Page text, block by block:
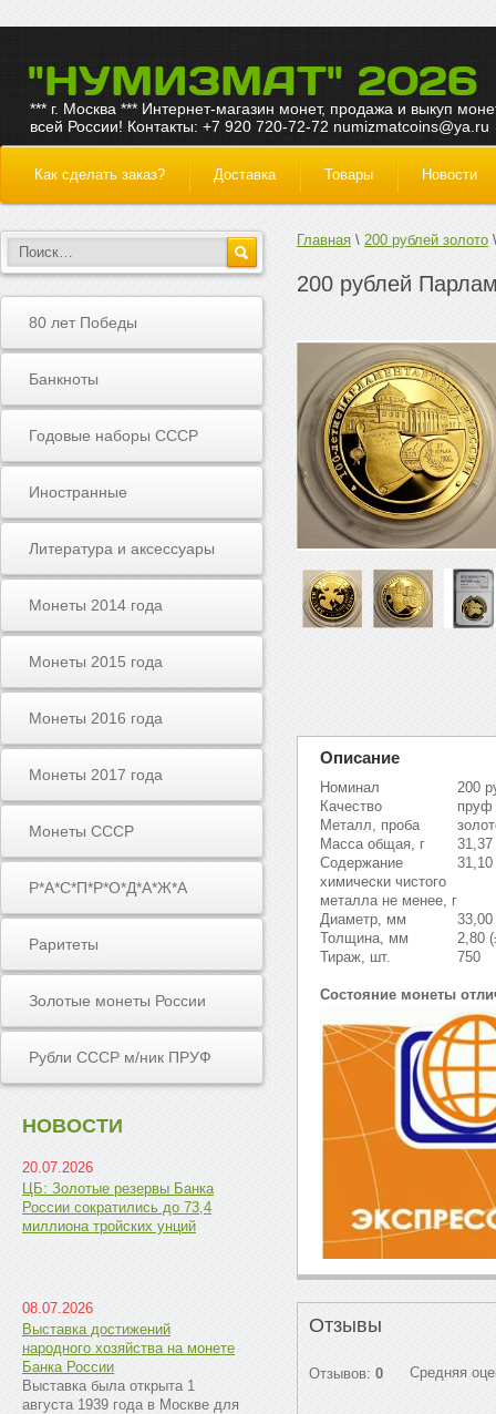
"НУМИЗМАТ" 2026
*** г. Москва *** Интернет-магазин монет, продажа и выкуп
всей России! Контакты: +7 920 720-72-72 numizmatcoins@ya.ru
Как сделать заказ? Доставка Товары Новости
80 лет Победы
Банкноты
Годовые наборы СССР
Иностранные
Литература и аксессуары
Монеты 2014 года
Монеты 2015 года
Монеты 2016 года
Монеты 2017 года
Монеты СССР
Р*А*С*П*Р*О*Д*А*Ж*А
Раритеты
Золотые монеты России
Рубли СССР м/ник ПРУФ
НОВОСТИ
20.07.2026
ЦБ: Золотые резервы Банка
России сократились до 73,4
миллиона тройских унций
08.07.2026
Выставка достижений
народного хозяйства на монете
Банка России
Выставка была открыта 1
августа 1939 года в Москве для
Главная 200 рублей золото
200 рублей
Описание
Номинал
200
Качество
пруф
Металл, проба
Масса общая, г
31,37
Содержание
химически чистого
металла не менее, г
31,10
Диаметр, мм
33,00
Толщина, мм
2,80
Тираж, шт.
750
Состояние монеты
Отзывы
Отзывов: 0 Средняя